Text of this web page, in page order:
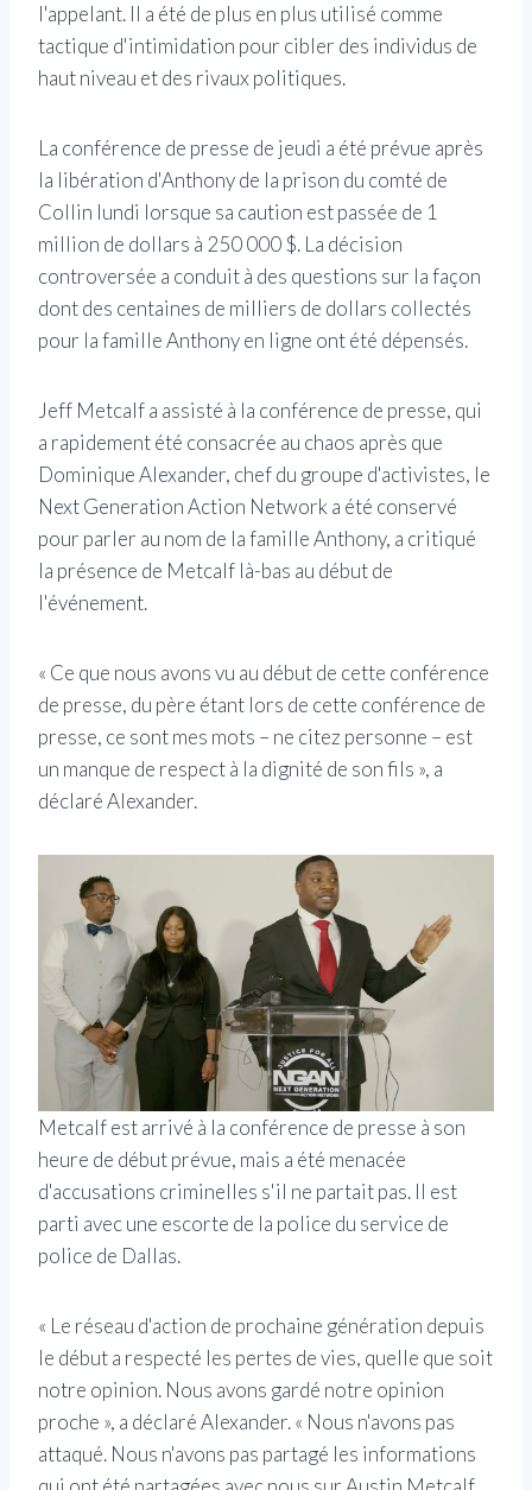
l'appelant. Il a été de plus en plus utilisé comme
tactique d'intimidation pour cibler des individus de
haut niveau et des rivaux politiques.
La conférence de presse de jeudi a été prévue après
la libération d'Anthony de la prison du comté de
Collin lundi lorsque sa caution est passée de 1
million de dollars à 250 000 $. La décision
controversée a conduit à des questions sur la façon
dont des centaines de milliers de dollars collectés
pour la famille Anthony en ligne ont été dépensés.
Jeff Metcalf a assisté à la conférence de presse, qui
a rapidement été consacrée au chaos après que
Dominique Alexander, chef du groupe d'activistes, le
Next Generation Action Network a été conservé
pour parler au nom de la famille Anthony, a critiqué
la présence de Metcalf là-bas au début de
l'événement.
« Ce que nous avons vu au début de cette conférence
de presse, du père étant lors de cette conférence de
presse, ce sont mes mots – ne citez personne – est
un manque de respect à la dignité de son fils », a
déclaré Alexander.
Metcalf est arrivé à la conférence de presse à son
heure de début prévue, mais a été menacée
d'accusations criminelles s'il ne partait pas. Il est
parti avec une escorte de la police du service de
police de Dallas.
« Le réseau d'action de prochaine génération depuis
le début a respecté les pertes de vies, quelle que soit
notre opinion. Nous avons gardé notre opinion
proche », a déclaré Alexander. « Nous n'avons pas
attaqué. Nous n'avons pas partagé les informations